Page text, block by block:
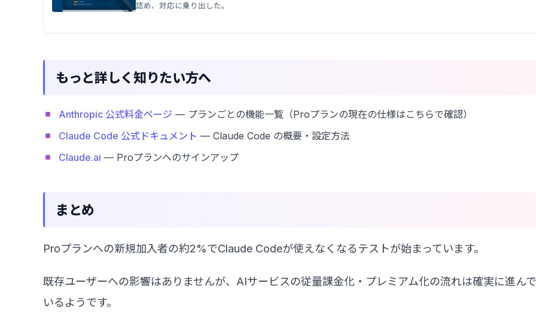
認め、対応に乗り出した。
もっと詳しく知りたい方へ
Anthropic 公式料金ページ — プランごとの機能一覧（Proプランの現在の仕様はこちらで確認）
Claude Code 公式ドキュメント — Claude Code の概要・設定方法
Claude.ai — Proプランへのサインアップ
まとめ
Proプランへの新規加入者の約2%でClaude Codeが使えなくなるテストが始まっています。
既存ユーザーへの影響はありませんが、AIサービスの従量課金化・プレミアム化の流れは確実に進んで
いるようです。